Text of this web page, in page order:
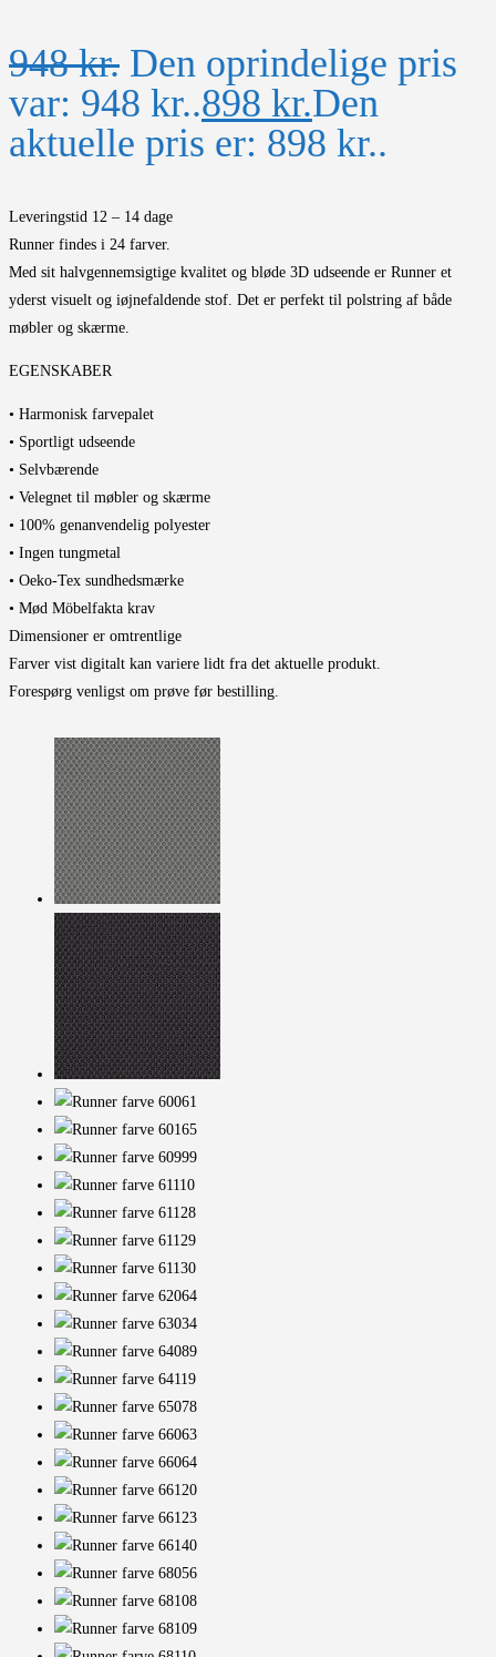
948kr. Den oprindelige pris
var: 948 kr..898 kr.Den
aktuelle pris er: 898 kr..
Leveringstid 12 – 14 dage
Runner findes i 24 farver.
Med sit halvgennemsigtige kvalitet og bløde 3D udseende er Runner et
yderst visuelt og iøjnefaldende stof. Det er perfekt til polstring af både
møbler og skærme.
EGENSKABER
• Harmonisk farvepalet
• Sportligt udseende
• Selvbærende
• Velegnet til møbler og skærme
• 100% genanvendelig polyester
• Ingen tungmetal
• Oeko-Tex sundhedsmærke
• Mød Möbelfakta krav
Dimensioner er omtrentlige
Farver vist digitalt kan variere lidt fra det aktuelle produkt.
Forespørg venligst om prøve før bestilling.